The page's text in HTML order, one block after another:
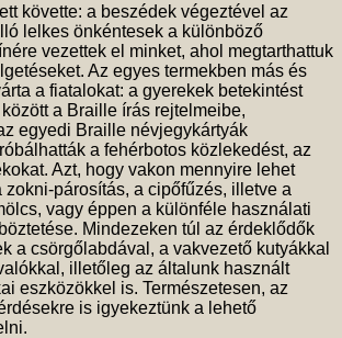
követte: a beszédek végeztével az
lelkes önkéntesek a különböző
vezettek el minket, ahol megtarthattuk
Az egyes termekben más és
a fiatalokat: a gyerekek betekintést
a Braille írás rejtelmeibe,
egyedi Braille névjegykártyák
a fehérbotos közlekedést, az
Azt, hogy vakon mennyire lehet
zokni-párosítás, a cipőfűzés, illetve a
vagy éppen a különféle használati
Mindezeken túl az érdeklődők
a csörgőlabdával, a vakvezető kutyákkal
illetőleg az általunk használt
eszközökkel is. Természetesen, az
is igyekeztünk a lehető